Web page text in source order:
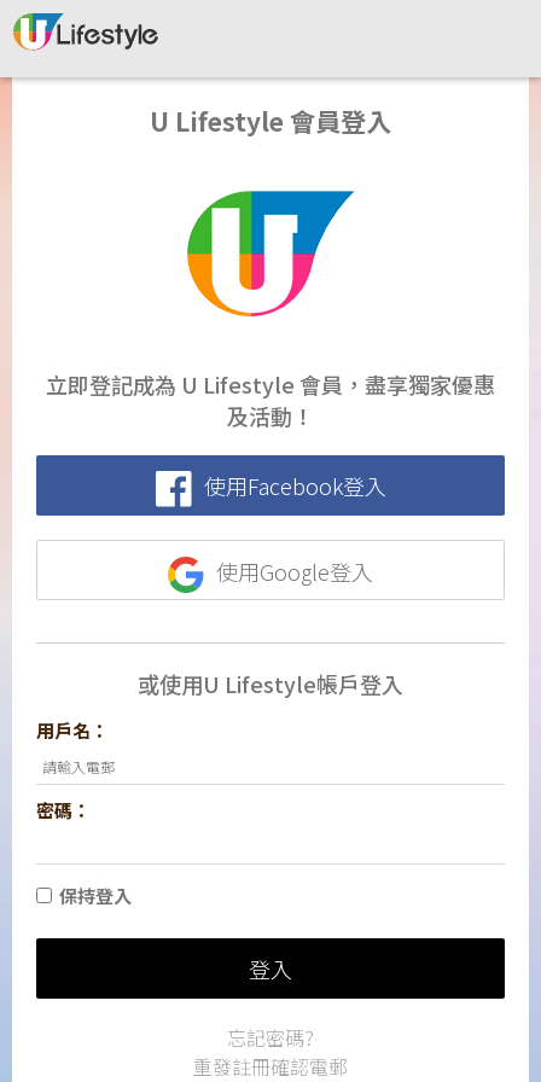
U Lifestyle 會員登入
立即登記成為 U Lifestyle 會員，盡享獨家優惠
及活動！
使用Facebook登入
使用Google登入
或使用U Lifestyle帳戶登入
用戶名：
密碼：
保持登入
登入
忘記密碼?
重發註冊確認電郵